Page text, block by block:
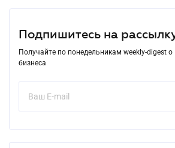
Подпишитесь на
Получайте по понедельникам weekly-digest
бизнеса